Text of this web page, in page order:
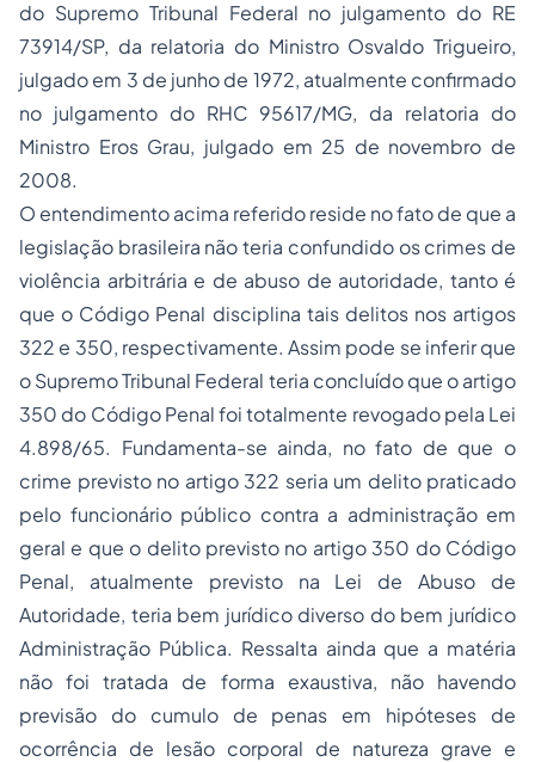
do Supremo Tribunal Federal no julgamento do RE
73914/SP, da relatoria do Ministro Osvaldo Trigueiro,
julgado em 3 de junho de 1972, atualmente confirmado
no julgamento do RHC 95617/MG, da relatoria do
Ministro Eros Grau, julgado em 25 de novembro de
2008.
O entendimento acima referido reside no fato de que a
legislação brasileira não teria confundido os crimes de
violência arbitrária e de abuso de autoridade, tanto é
que o Código Penal disciplina tais delitos nos artigos
322 e 350, respectivamente. Assim pode se inferir que
o Supremo Tribunal Federal teria concluído que o artigo
350 do Código Penal foi totalmente revogado pela Lei
4.898/65. Fundamenta-se ainda, no fato de que o
crime previsto no artigo 322 seria um delito praticado
pelo funcionário público contra a administração em
geral e que o delito previsto no artigo 350 do Código
Penal, atualmente previsto na Lei de Abuso de
Autoridade, teria bem jurídico diverso do bem jurídico
Administração Pública. Ressalta ainda que a matéria
não foi tratada de forma exaustiva, não havendo
previsão do cumulo de penas em hipóteses de
ocorrência de lesão corporal de natureza grave e